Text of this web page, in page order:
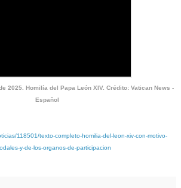
2025. Homilía del Papa León XIV. Crédito: Vatican News -
Español
118501/texto-completo-homilia-del-leon-xiv-con-motivo-
y-de-los-organos-de-participacion